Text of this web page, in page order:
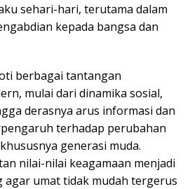
sehari-hari, terutama dalam
kepada bangsa dan
berbagai tantangan
mulai dari dinamika sosial,
derasnya arus informasi dan
terhadap perubahan
generasi muda.
nilai-nilai keagamaan menjadi
agar umat tidak mudah tergerus